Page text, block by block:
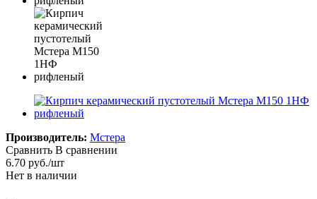
Производитель: Мстера
Сравнить В сравнении
6.70 руб./шт
Нет в наличии